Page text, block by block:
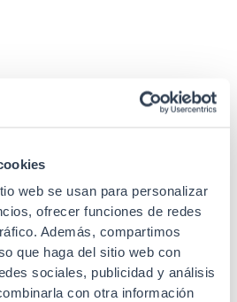
web se usan para personalizar
ofrecer funciones de redes
Además, compartimos
que haga del sitio web con
sociales, publicidad y análisis
con otra información
de Fibra Óptica
9/125 INT/EXT SC-APC
A2 DBL CB Gtla